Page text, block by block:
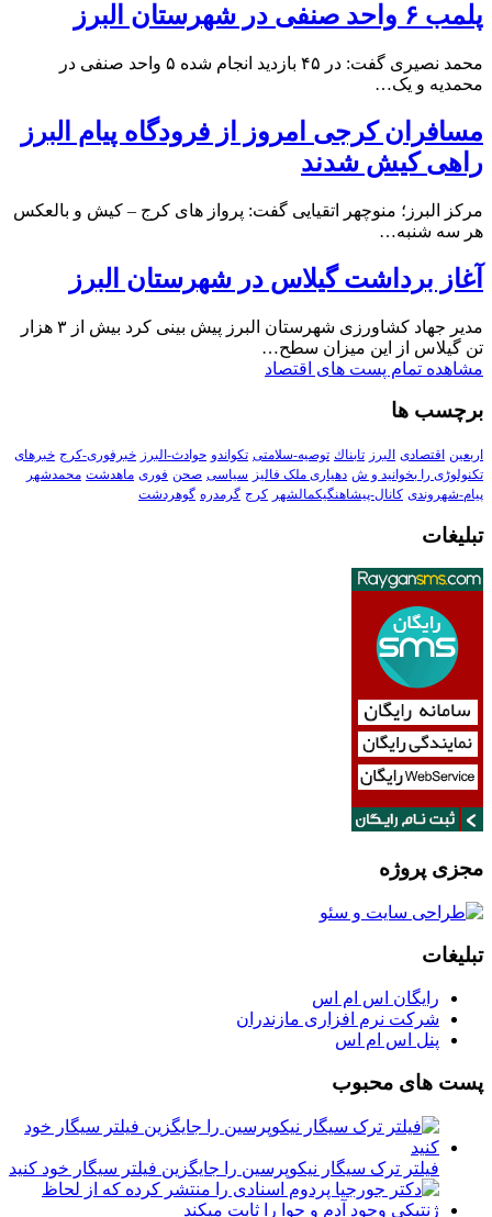
پلمب ۶ واحد صنفی در شهرستان البرز
محمد نصیری گفت: در ۴۵ بازدید انجام شده ۵ واحد صنفی در
محمدیه و یک…
مسافران کرجی امروز از فرودگاه پیام البرز
راهی کیش شدند
مرکز البرز؛ منوچهر اتقیایی گفت: پرواز های کرج – کیش و بالعکس
هر سه شنبه…
آغاز برداشت گیلاس در شهرستان البرز
مدیر جهاد کشاورزی شهرستان البرز پیش بینی کرد بیش از ۳ هزار
تن گیلاس از این میزان سطح…
مشاهده تمام پست های اقتصاد
برچسب ها
اربعین اقتصادی البرز تابناك توصیه-سلامتی تکواندو حوادث-البرز خبرفوری-کرج خبرهای
تکنولوڑی را بخوانید و ش دهیاری ملک فالیز سیاسی صحن فوری ماهدشت محمدشهر
پیام-شهروندی کانال-پیشاهنگیکمالشهر کرج گرمدره گوهردشت
تبلیغات
مجزی پروژه
تبلیغات
رایگان اس ام اس
شرکت نرم افزاری مازندران
پنل اس ام اس
پست های محبوب
فیلتر ترک سیگار نیکوپرسین را جایگزین فیلتر سیگار خود کنید